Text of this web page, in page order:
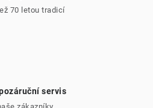
70 letou tradicí
servis